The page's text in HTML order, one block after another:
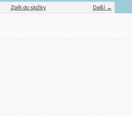
Další →
Zpět do složky